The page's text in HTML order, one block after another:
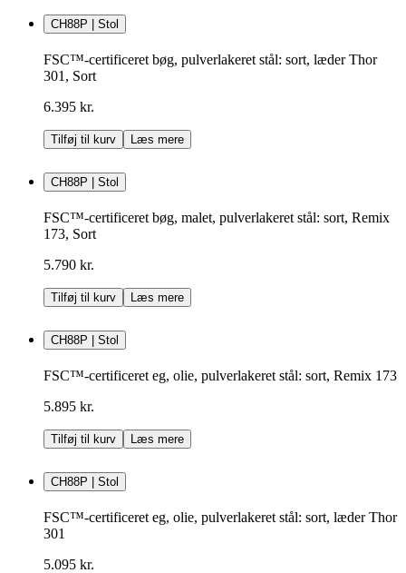
CH88P | Stol
FSC™-certificeret bøg, pulverlakeret stål: sort, læder Thor
301, Sort
6.395 kr.
Tilføj til kurv Læs mere
CH88P | Stol
FSC™-certificeret bøg, malet, pulverlakeret stål: sort, Remix
173, Sort
5.790 kr.
Tilføj til kurv Læs mere
CH88P | Stol
FSC™-certificeret eg, olie, pulverlakeret stål: sort, Remix 173
5.895 kr.
Tilføj til kurv Læs mere
CH88P | Stol
FSC™-certificeret eg, olie, pulverlakeret stål: sort, læder Thor
301
5.095 kr.